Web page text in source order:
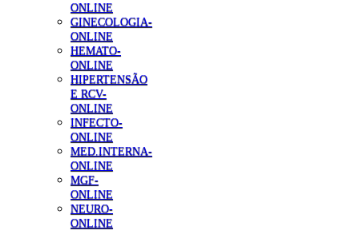
ONLINE
GINECOLOGIA-
ONLINE
HEMATO-
ONLINE
HIPERTENSÃO
E RCV-
ONLINE
INFECTO-
ONLINE
MED.INTERNA-
ONLINE
MGF-
ONLINE
NEURO-
ONLINE